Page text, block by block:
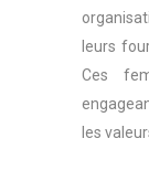
leurs
Ces
les